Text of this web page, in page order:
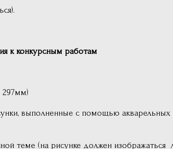
к конкурсным работам
297мм)
выполненные с помощью
теме (на рисунке должен